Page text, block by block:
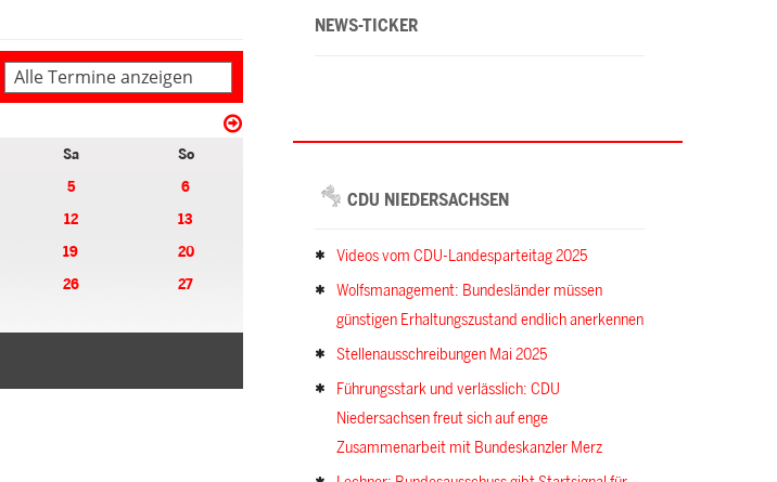
Alle Termine anzeigen
Sa
So
5
6
12
13
19
20
26
27
NEWS-TICKER
CDU NIEDERSACHSEN
Videos vom CDU-Landesparteitag 2025
Wolfsmanagement: Bundesländer müssen
günstigen Erhaltungszustand endlich anerkennen
Stellenausschreibungen Mai 2025
Führungsstark und verlässlich: CDU
Niedersachsen freut sich auf enge
Zusammenarbeit mit Bundeskanzler Merz